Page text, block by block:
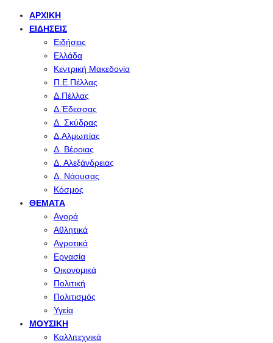
ΑΡΧΙΚΉ
ΕΙΔΉΣΕΙΣ
Ειδήσεις
Ελλάδα
Κεντρική Μακεδονία
Π.Ε.Πέλλας
Δ.Πέλλας
Δ.Έδεσσας
Δ. Σκύδρας
Δ.Αλμωπίας
Δ. Βέροιας
Δ. Αλεξάνδρειας
Δ. Νάουσας
Κόσμος
ΘΈΜΑΤΑ
Αγορά
Αθλητικά
Αγροτικά
Εργασία
Οικονομικά
Πολιτική
Πολιτισμός
Υγεία
ΜΟΥΣΙΚΉ
Καλλιτεχνικά